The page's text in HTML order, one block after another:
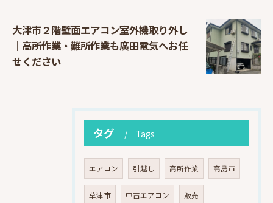
大津市２階壁面エアコン室外機取り外し
｜高所作業・難所作業も廣田電気へお任
せください
タグ Tags
エアコン 引越し 高所作業 高島市
草津市 中古エアコン 販売